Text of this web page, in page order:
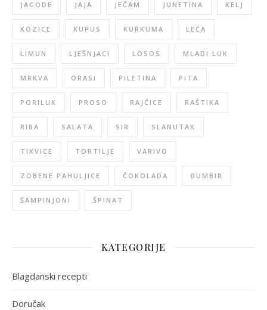
JAGODE JAJA JEČAM JUNETINA KELJ
KOZICE KUPUS KURKUMA LEĆA
LIMUN LJEŠNJACI LOSOS MLADI LUK
MRKVA ORASI PILETINA PITA
PORILUK PROSO RAJČICE RAŠTIKA
RIBA SALATA SIR SLANUTAK
TIKVICE TORTILJE VARIVO
ZOBENE PAHULJICE ČOKOLADA ĐUMBIR
ŠAMPINJONI ŠPINAT
KATEGORIJE
Blagdanski recepti
Doručak